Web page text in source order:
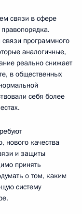
связи в сфере
связи программного
аналогичные,
реально снижает
в общественных
себя более
нового качества
и защиты
принять
о том, каким
систему